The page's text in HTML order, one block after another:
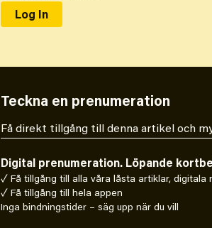
Teckna en prenumeration
Få direkt tillgång till denna artikel och
Digital prenumeration. Löpande
✓ Få tillgång till alla våra låsta artiklar, digitala
✓ Få tillgång till hela appen
Inga bindningstider – säg upp när du vill